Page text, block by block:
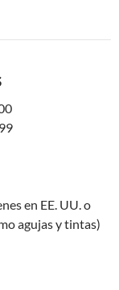
en EE. UU. o
agujas y tintas)